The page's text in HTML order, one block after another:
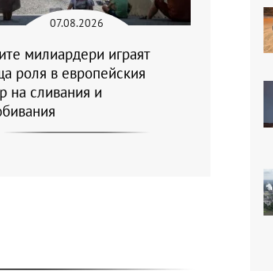
07.08.2026
милиардери играят
роля в европейския
на сливания и